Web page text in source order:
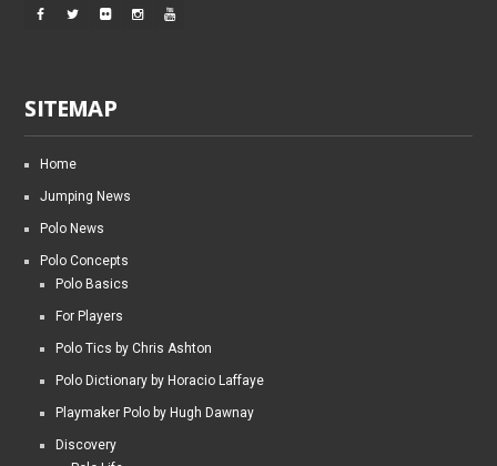
SITEMAP
Home
Jumping News
Polo News
Polo Concepts
Polo Basics
For Players
Polo Tics by Chris Ashton
Polo Dictionary by Horacio Laffaye
Playmaker Polo by Hugh Dawnay
Discovery